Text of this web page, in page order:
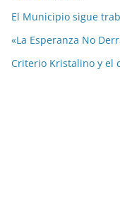
El Municipio sigue
«La Esperanza No
Criterio Kristalino y el